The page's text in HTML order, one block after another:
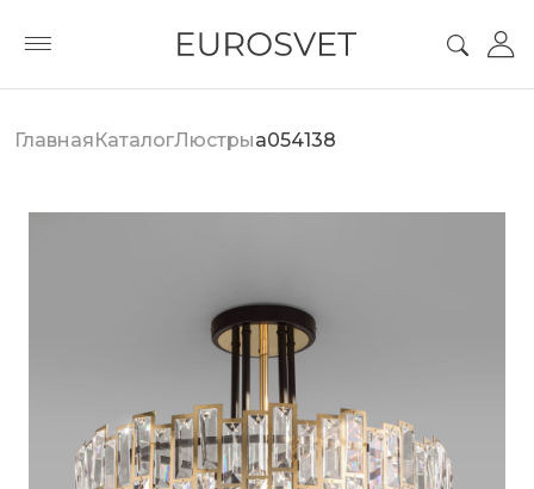
ГлавнаяКаталогЛюстрыa054138